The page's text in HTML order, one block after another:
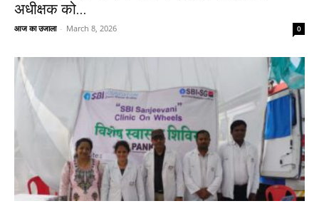
अधीक्षक को...
आज का उजाला - March 8, 2026 0